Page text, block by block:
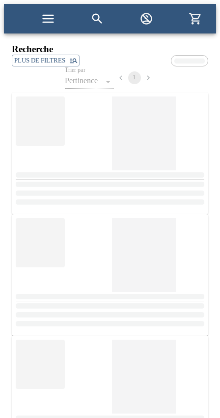
Recherche
PLUS DE FILTRES
Trier par
Pertinence 1